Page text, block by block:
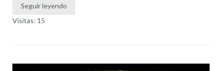
Seguir leyendo
Visitas: 15